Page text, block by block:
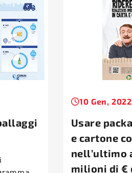
10 Gen, 2022
Usare
e cartone
nell’ultimo
milioni di €